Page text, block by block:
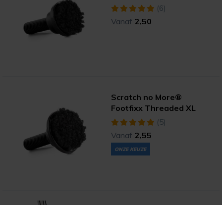
(6)
Vanaf 2,50
Scratch no More®
Footfixx Threaded XL
(5)
Vanaf 2,55
ONZE KEUZE